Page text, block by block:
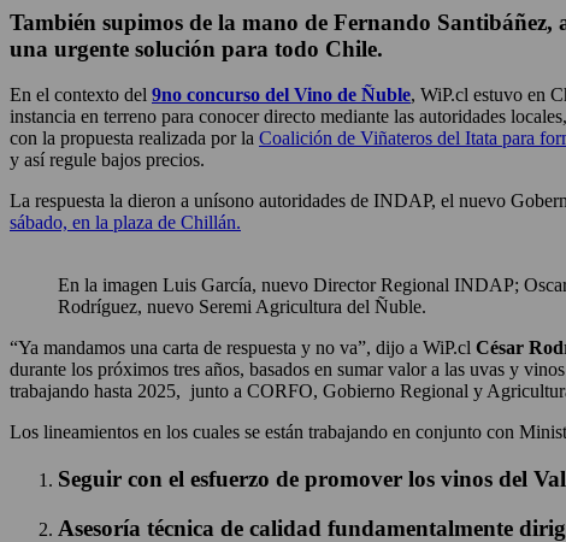
También supimos de la mano de Fernando
una urgente solución para todo Chile.
En el contexto del 9no concurso del Vino de Ñuble, WiP.cl estuvo en
instancia en terreno para conocer directo mediante las autoridades
con la propuesta realizada por la Coalición de Viñateros del Itata para
y así regule bajos precios.
La respuesta la dieron a unísono autoridades de INDAP, el nuevo
sábado, en la plaza de Chillán.
En la imagen Luis García, nuevo Director Regional INDAP;
Rodríguez, nuevo Seremi Agricultura del Ñuble.
“Ya mandamos una carta de respuesta y no va”, dijo a WiP.cl César
durante los próximos tres años, basados en sumar valor a las uvas y
trabajando hasta 2025, junto a CORFO, Gobierno Regional y
Los lineamientos en los cuales se están trabajando en conjunto con
Seguir con el esfuerzo de promover los vinos del
Asesoría técnica de calidad fundamentalmente